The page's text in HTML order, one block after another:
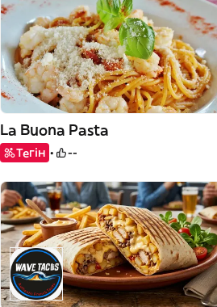
La Buona Pasta
Тегін --